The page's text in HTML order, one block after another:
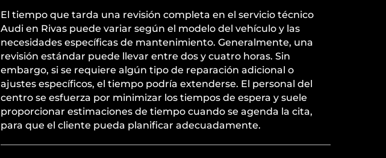
El tiempo que tarda una revisión completa en el servicio técnico
Audi en Rivas puede variar según el modelo del vehículo y las
necesidades específicas de mantenimiento. Generalmente, una
revisión estándar puede llevar entre dos y cuatro horas. Sin
embargo, si se requiere algún tipo de reparación adicional o
ajustes específicos, el tiempo podría extenderse. El personal del
centro se esfuerza por minimizar los tiempos de espera y suele
proporcionar estimaciones de tiempo cuando se agenda la cita,
para que el cliente pueda planificar adecuadamente.